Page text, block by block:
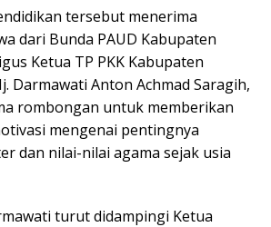
tersebut menerima
dari Bunda PAUD Kabupaten
Ketua TP PKK Kabupaten
Darmawati Anton Achmad Saragih,
rombongan untuk memberikan
mengenai pentingnya
dan nilai-nilai agama sejak usia
turut didampingi Ketua